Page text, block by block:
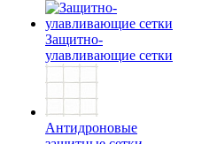
Защитно-
улавливающие сетки
Антидроновые